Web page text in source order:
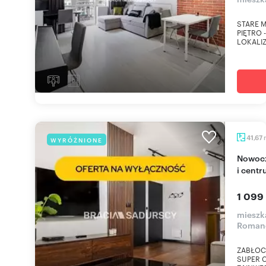
STARE
PIĘTRO
WYRÓŻNIONE 41,67
Nowoczesne 2-pokoje z balkonem, blisko uczelni
i
1 099
SUPER